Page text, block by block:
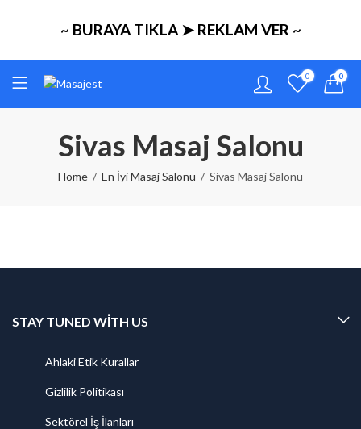
~ BURAYA TIKLA ➤ REKLAM VER ~
0 0
Sivas Masaj Salonu
Home En İyi Masaj Salonu Sivas Masaj Salonu
STAY TUNED WITH US
Ahlaki Etik Kurallar
Gizlilik Politikası
Sektörel İş İlanları